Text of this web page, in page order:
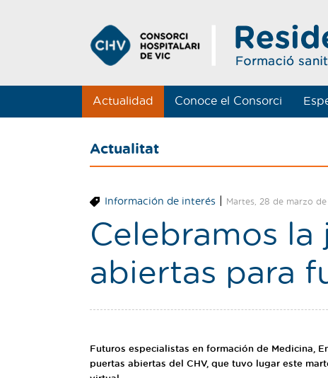
Actualidad Conoce el Consorci
Actualitat
Información de interés Martes, 28 de marzo
Celebramos
abiertas para
Futuros especialistas en formación de Medicina,
puertas abiertas del CHV, que tuvo lugar este